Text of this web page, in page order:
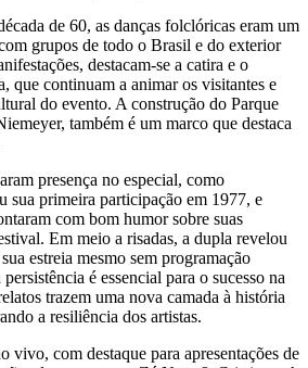
de 60, as danças folclóricas eram um
grupos de todo o Brasil e do exterior
destacam-se a catira e o
que continuam a animar os visitantes e
do evento. A construção do Parque
também é um marco que destaca
presença no especial, como
sua primeira participação em 1977, e
com bom humor sobre suas
Em meio a risadas, a dupla revelou
estreia mesmo sem programação
é essencial para o sucesso na
trazem uma nova camada à história
a resiliência dos artistas.
vivo, com destaque para apresentações de